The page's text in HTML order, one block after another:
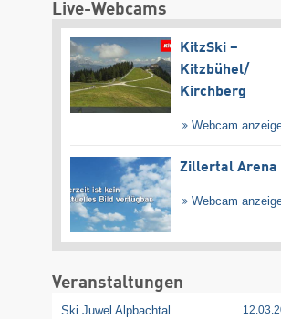
Live-Webcams
KitzSki –
Kitzbühel/​
Kirchberg
Webcam
Zillertal Arena
Webcam
Veranstaltungen
Ski Juwel Alpbachtal